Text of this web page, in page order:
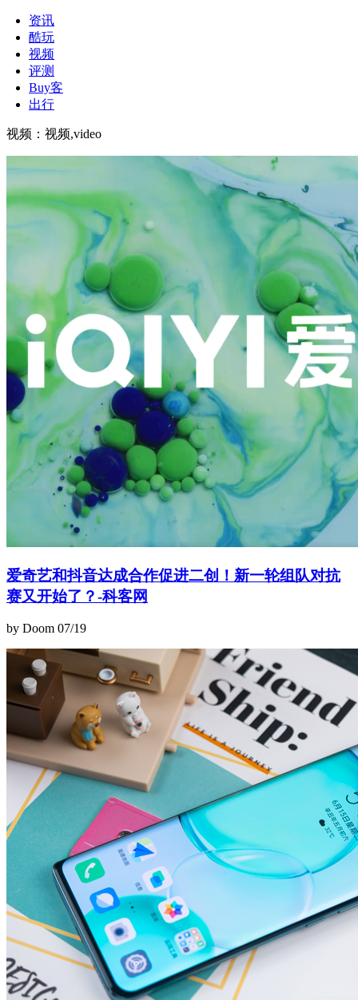
资讯
酷玩
视频
评测
Buy客
出行
视频 ： 视频,video
爱奇艺和抖音达成合作促进二创！新一轮组队对抗
赛又开始了？-科客网
by Doom 07/19